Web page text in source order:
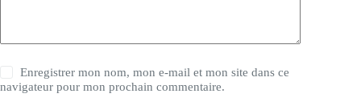
Enregistrer mon nom, mon e-mail et mon site dans ce
navigateur pour mon prochain commentaire.